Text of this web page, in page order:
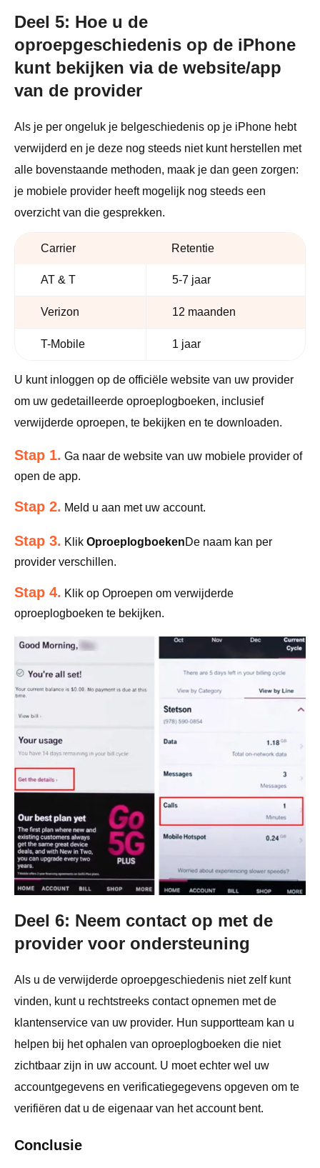
Deel 5: Hoe u de
oproepgeschiedenis op de iPhone
kunt bekijken via de website/app
van de provider
Als je per ongeluk je belgeschiedenis op je iPhone hebt
verwijderd en je deze nog steeds niet kunt herstellen met
alle bovenstaande methoden, maak je dan geen zorgen:
je mobiele provider heeft mogelijk nog steeds een
overzicht van die gesprekken.
Carrier Retentie
AT & T 5-7 jaar
Verizon 12 maanden
T-Mobile 1 jaar
U kunt inloggen op de officiële website van uw provider
om uw gedetailleerde oproeplogboeken, inclusief
verwijderde oproepen, te bekijken en te downloaden.
Stap 1. Ga naar de website van uw mobiele provider of
open de app.
Stap 2. Meld u aan met uw account.
Stap 3. Klik OproeplogboekenDe naam kan per
provider verschillen.
Stap 4. Klik op Oproepen om verwijderde
oproeplogboeken te bekijken.
Deel 6: Neem contact op met de
provider voor ondersteuning
Als u de verwijderde oproepgeschiedenis niet zelf kunt
vinden, kunt u rechtstreeks contact opnemen met de
klantenservice van uw provider. Hun supportteam kan u
helpen bij het ophalen van oproeplogboeken die niet
zichtbaar zijn in uw account. U moet echter wel uw
accountgegevens en verificatiegegevens opgeven om te
verifiëren dat u de eigenaar van het account bent.
Conclusie